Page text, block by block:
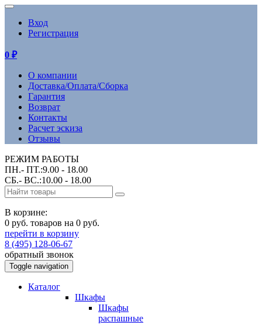
Вход
Регистрация
0 ₽
О компании
Доставка/Оплата/Сборка
Гарантия
Возврат
Контакты
Расчет эскиза
Отзывы
РЕЖИМ РАБОТЫ
ПН.- ПТ.:9.00 - 18.00
СБ.- ВС.:10.00 - 18.00
В корзине:
0 руб. товаров на 0 руб.
перейти в корзину
8 (495) 128-06-67
обратный звонок
Toggle navigation
Каталог
Шкафы
Шкафы
распашные